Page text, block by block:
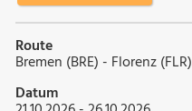
Route
Bremen (BRE) - Florenz (FLR)
Datum